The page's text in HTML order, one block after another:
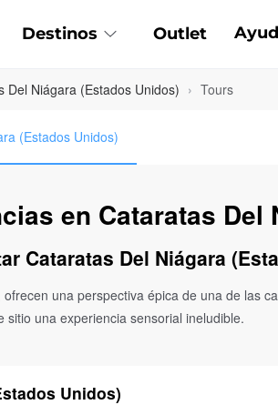
Destinos Outlet
Del Niágara (Estados Unidos) › Tours
(Estados Unidos)
en Cataratas Del
Cataratas Del Niágara
una perspectiva épica de una de las
una experiencia sensorial ineludible.
Unidos)